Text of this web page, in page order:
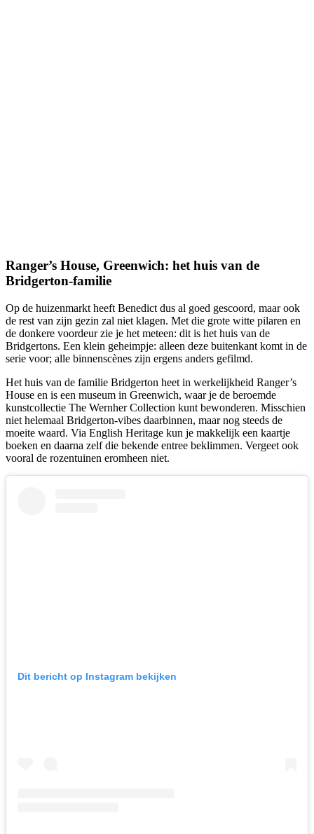
Ranger’s House, Greenwich: het huis van de
Bridgerton-familie
Op de huizenmarkt heeft Benedict dus al goed gescoord, maar ook
de rest van zijn gezin zal niet klagen. Met die grote witte pilaren en
de donkere voordeur zie je het meteen: dit is het huis van de
Bridgertons. Een klein geheimpje: alleen deze buitenkant komt in de
serie voor; alle binnenscènes zijn ergens anders gefilmd.
Het huis van de familie Bridgerton heet in werkelijkheid Ranger’s
House en is een museum in Greenwich, waar je de beroemde
kunstcollectie The Wernher Collection kunt bewonderen. Misschien
niet helemaal Bridgerton-vibes daarbinnen, maar nog steeds de
moeite waard. Via English Heritage kun je makkelijk een kaartje
boeken en daarna zelf die bekende entree beklimmen. Vergeet ook
vooral de rozentuinen eromheen niet.
Dit bericht op Instagram bekijken